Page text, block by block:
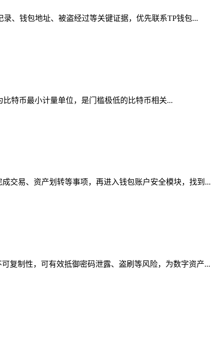
、钱包地址、被盗经过等关键证据，优先联系TP钱包...
特币最小计量单位，是门槛极低的比特币相关...
交易、资产划转等事项，再进入钱包账户安全模块，找到...
复制性，可有效抵御密码泄露、盗刷等风险，为数字资产...